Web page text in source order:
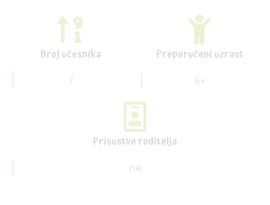
Broj učesnika
/
Preporučeni uzrast
6+
Prisustvo roditelja
ne